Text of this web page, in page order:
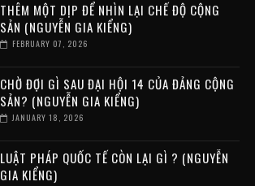
THÊM MỘT DỊP ĐỂ NHÌN LẠI CHẾ ĐỘ CỘNG
SẢN (NGUYỄN GIA KIỂNG)
FEBRUARY 07, 2026
CHỜ ĐỢI GÌ SAU ĐẠI HỘI 14 CỦA ĐẢNG CỘNG
SẢN? (NGUYỄN GIA KIỂNG)
JANUARY 18, 2026
LUẬT PHÁP QUỐC TẾ CÒN LẠI GÌ ? (NGUYỄN
GIA KIỂNG)